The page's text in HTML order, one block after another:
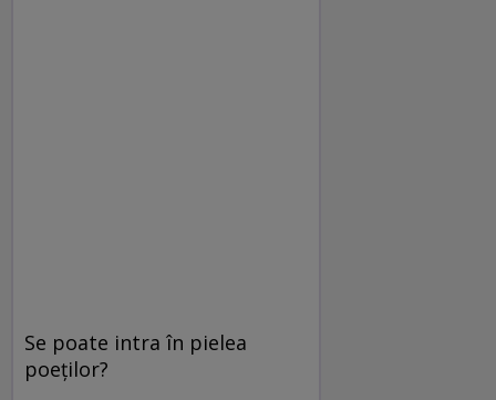
Se poate intra în pielea
poeților?